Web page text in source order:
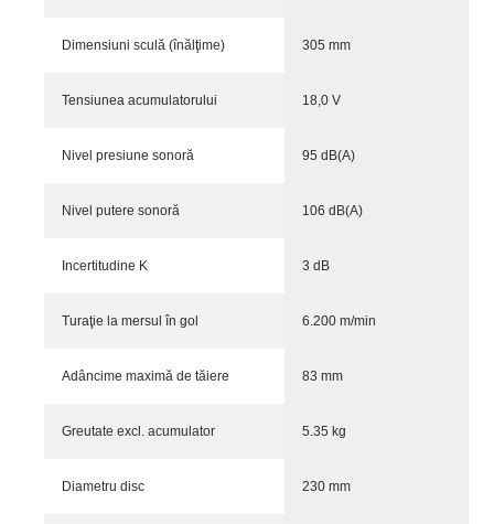
Dimensiuni sculă (înălţime) 305 mm
Tensiunea acumulatorului 18,0 V
Nivel presiune sonoră 95 dB(A)
Nivel putere sonoră 106 dB(A)
Incertitudine K 3 dB
Turaţie la mersul în gol 6.200 m/min
Adâncime maximă de tăiere 83 mm
Greutate excl. acumulator 5.35 kg
Diametru disc 230 mm